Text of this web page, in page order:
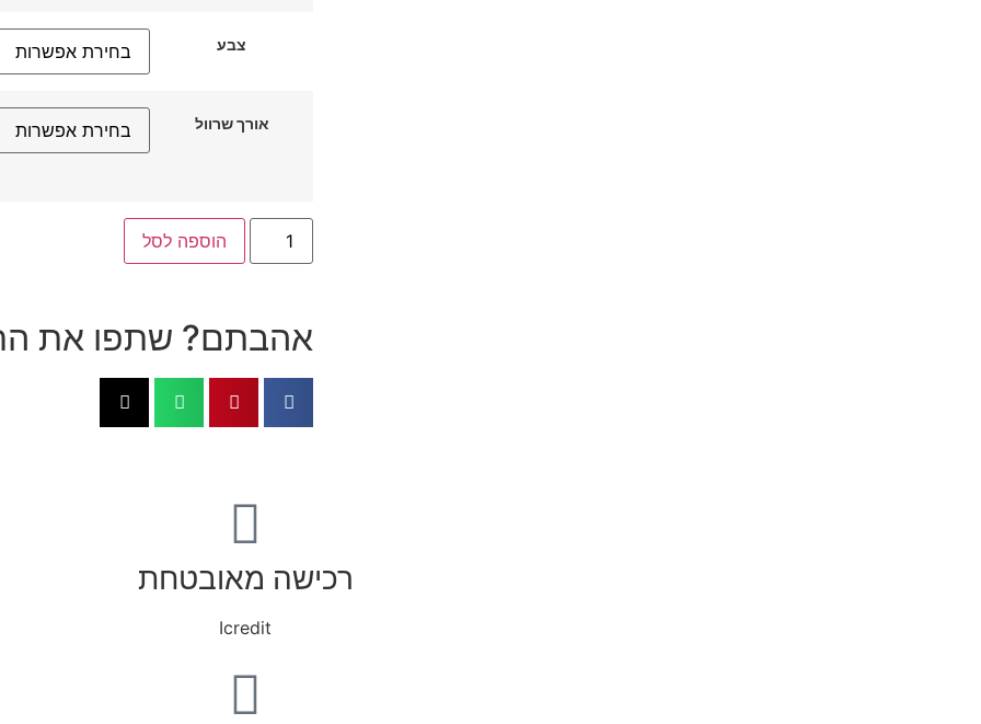
צבע
אורך שרוול
הוספה לסל
אהבתם? שתפו את
רכישה מאובטחת
Icredit